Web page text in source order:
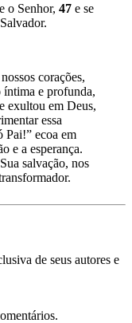
o Senhor, 47e se
corações,
íntima e profunda,
exultou em Deus,
essa
ecoa em
e a esperança.
salvação, nos
de seus autores e